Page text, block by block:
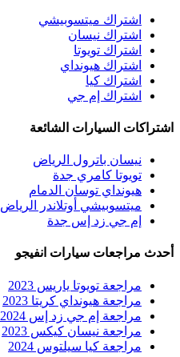
اشتراك ميتسوبيشي
اشتراك نيسان
اشتراك تويوتا
اشتراك هيونداي
اشتراك كيا
اشتراك إم جي
اشتراكات السيارات الشائعة
نيسان باترول الرياض
تويوتا كامري جدة
هيونداي توسان الدمام
ميتسوبيشي أوتلاندر الرياض
إم جي زد إس جدة
أحدث مراجعات سيارات انفيجو
مراجعة تويوتا ياريس 2023
مراجعة هيونداي كريتا 2023
مراجعة إم جي زد إس EV 2024
مراجعة نيسان كيكس 2023
مراجعة كيا سيلتوس 2024